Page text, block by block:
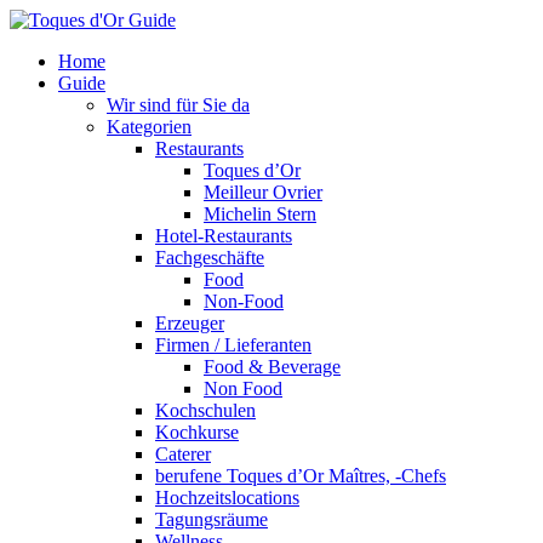
Home
Guide
Wir sind für Sie da
Kategorien
Restaurants
Toques d’Or
Meilleur Ovrier
Michelin Stern
Hotel-Restaurants
Fachgeschäfte
Food
Non-Food
Erzeuger
Firmen / Lieferanten
Food & Beverage
Non Food
Kochschulen
Kochkurse
Caterer
berufene Toques d’Or Maîtres, -Chefs
Hochzeitslocations
Tagungsräume